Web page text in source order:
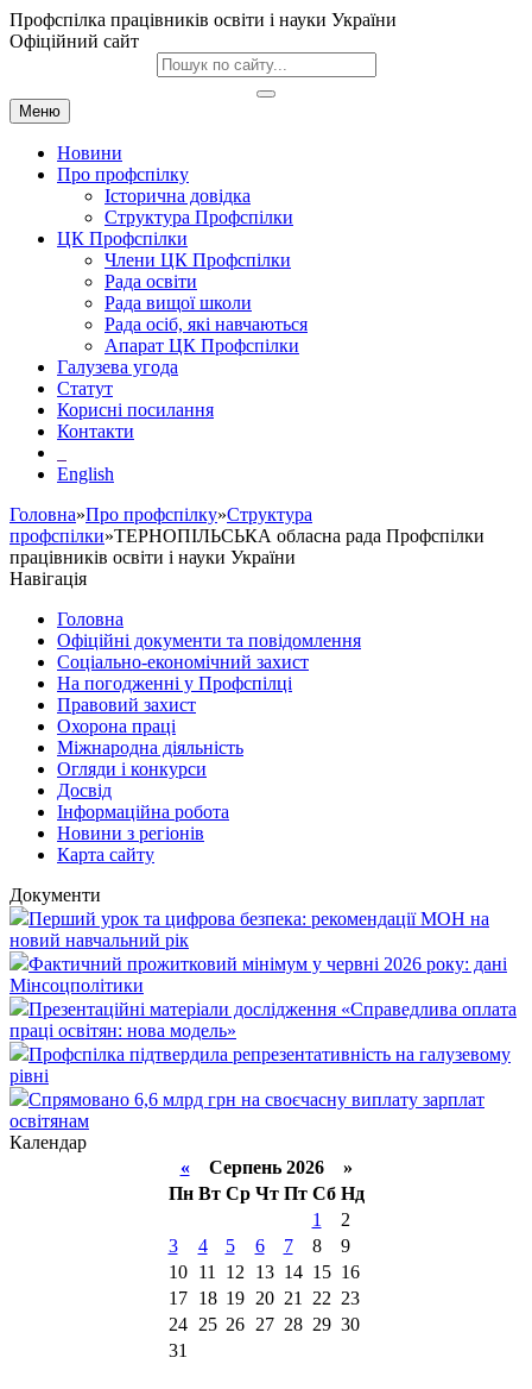
Профспілка працівників освіти і науки України
Офіційний сайт
Меню
Новини
Про профспілку
Історична довідка
Структура Профспілки
ЦК Профспілки
Члени ЦК Профспілки
Рада освіти
Рада вищої школи
Рада осіб, які навчаються
Апарат ЦК Профспілки
Галузева угода
Статут
Корисні посилання
Контакти
English
Головна»Про профспілку»Структура
профспілки»ТЕРНОПІЛЬСЬКА обласна рада Профспілки
працівників освіти і науки України
Навігація
Головна
Офіційні документи та повідомлення
Соціально-економічний захист
На погодженні у Профспілці
Правовий захист
Охорона праці
Міжнародна діяльність
Огляди і конкурси
Досвід
Інформаційна робота
Новини з регіонів
Карта сайту
Документи
Перший урок та цифрова безпека: рекомендації МОН на
новий навчальний рік
Фактичний прожитковий мінімум у червні 2026 року: дані
Мінсоцполітики
Презентаційні матеріали дослідження «Справедлива оплата
праці освітян: нова модель»
Профспілка підтвердила репрезентативність на галузевому
рівні
Спрямовано 6,6 млрд грн на своєчасну виплату зарплат
освітянам
Календар
«Серпень 2026 »
Пн Вт Ср Чт Пт Сб Нд
1
2
3
4 5 6 7 8
9
10
11 12 13 14 15 16
17
18 19 20 21 22 23
24
25 26 27 28 29 30
31